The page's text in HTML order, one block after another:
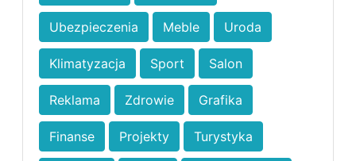
Ubezpieczenia Meble Uroda
Klimatyzacja Sport Salon
Reklama Zdrowie Grafika
Finanse Projekty Turystyka